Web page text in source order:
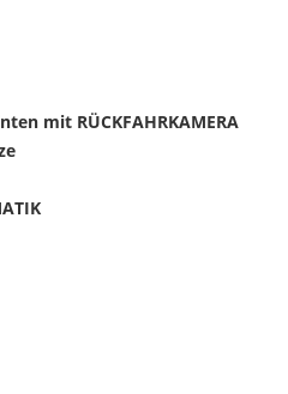
mit RÜCKFAHRKAMERA